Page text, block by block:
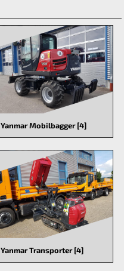
Yanmar Mobilbagger [4]
Yanmar Transporter [4]